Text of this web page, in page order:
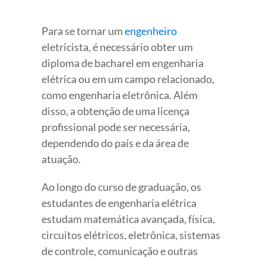
Para se tornar umengenheiro
eletricista, é necessário obter um
diploma de bacharel em engenharia
elétrica ou em um campo relacionado,
como engenharia eletrônica. Além
disso, a obtenção de uma licença
profissional pode ser necessária,
dependendo do país e da área de
atuação.
Ao longo do curso de graduação, os
estudantes de engenharia elétrica
estudam matemática avançada, física,
circuitos elétricos, eletrônica, sistemas
de controle, comunicação e outras